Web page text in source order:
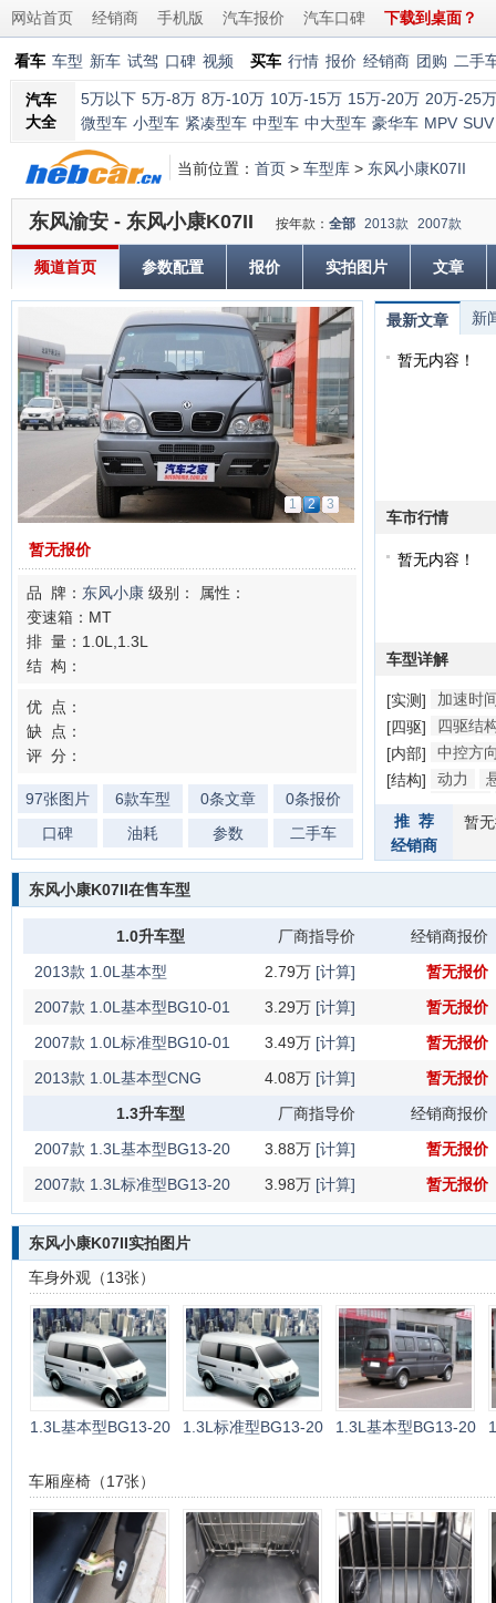
网站首页 经销商 手机版 汽车报价 汽车口碑 下载到桌面？
看车 车型 新车 试驾 口碑 视频 买车 行情 报价 经销商 团购 二手
汽车
大全
5万以下 5万-8万 8万-10万 10万-15万 15万-20万 20万-25万
微型车 小型车 紧凑型车 中型车 中大型车 豪华车 MPV SUV
当前位置： 首页 > 车型库 > 东风小康K07II
东风渝安 - 东风小康K07II 按年款： 全部 2013款 2007款
频道首页 参数配置 报价 实拍图片 文章
1 2 3
暂无报价
品 牌： 东风小康 级别：
属性：
变速箱：MT
排 量：1.0L,1.3L
结 构：
优 点：
缺 点：
评 分：
97张图片 6款车型 0条文章
0条报价
口碑
油耗 参数 二手车
最新文章 新
暂无内容！
车市行情
暂无内容！
车型详解
[实测]
加速时
[四驱]
四驱结
[内部]
中控方
[结构]
动力
推 荐
经销商
暂
东风小康K07II在售车型
1.0升车型 厂商指导价
经销商报价
2013款 1.0L基本型
2.79万 [计算]
暂无报价
2007款 1.0L基本型BG10-01
3.29万 [计算]
暂无报价
2007款 1.0L标准型BG10-01
3.49万 [计算]
暂无报价
2013款 1.0L基本型CNG
4.08万 [计算]
暂无报价
1.3升车型
厂商指导价
经销商报价
2007款 1.3L基本型BG13-20
3.88万 [计算]
暂无报价
2007款 1.3L标准型BG13-20
3.98万 [计算] 暂无报价
东风小康K07II实拍图片
车身外观（13张）
1.3L基本型BG13-20 1.3L标准型BG13-20 1.3L基本型BG13-20
车厢座椅（17张）